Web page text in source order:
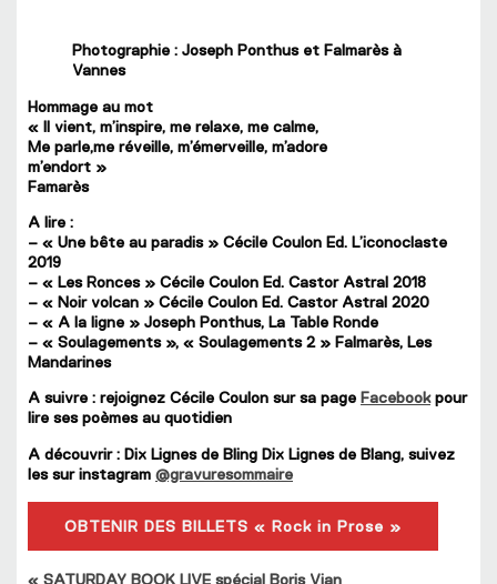
Photographie : Joseph Ponthus et Falmarès à
Vannes
Hommage au mot
« Il vient, m’inspire, me relaxe, me calme,
Me parle,me réveille, m’émerveille, m’adore
m’endort »
Famarès
A lire :
– « Une bête au paradis » Cécile Coulon Ed. L’iconoclaste
2019
– « Les Ronces » Cécile Coulon Ed. Castor Astral 2018
– « Noir volcan » Cécile Coulon Ed. Castor Astral 2020
– « A la ligne » Joseph Ponthus, La Table Ronde
– « Soulagements », « Soulagements 2 » Falmarès, Les
Mandarines
A suivre : rejoignez Cécile Coulon sur sa page Facebookpour
lire ses poèmes au quotidien
A découvrir : Dix Lignes de Bling Dix Lignes de Blang, suivez
les sur instagram @gravuresommaire
OBTENIR DES BILLETS « Rock in Prose »
« SATURDAY BOOK LIVE spécial Boris Vian